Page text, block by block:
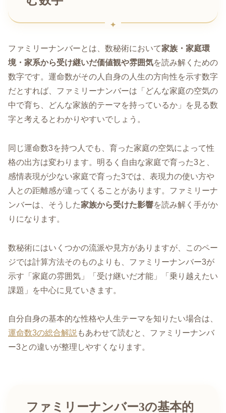
ファミリーナンバーとは、数秘術において家族・家庭環
境・家系から受け継いだ価値観や雰囲気を読み解くための
数字です。運命数がその人自身の人生の方向性を示す数字
だとすれば、ファミリーナンバーは「どんな家庭の空気の
中で育ち、どんな家族的テーマを持っているか」を見る数
字と考えるとわかりやすいでしょう。
同じ運命数3を持つ人でも、育った家庭の空気によって性
格の出方は変わります。明るく自由な家庭で育った3と、
感情表現が少ない家庭で育った3では、表現力の使い方や
人との距離感が違ってくることがあります。ファミリーナ
ンバーは、そうした家族から受けた影響を読み解く手がか
りになります。
数秘術にはいくつかの流派や見方がありますが、このペー
ジでは計算方法そのものよりも、ファミリーナンバー3が
示す「家庭の雰囲気」「受け継いだ才能」「乗り越えたい
課題」を中心に見ていきます。
自分自身の基本的な性格や人生テーマを知りたい場合は、
運命数3の総合解説 もあわせて読むと、ファミリーナンバ
ー3との違いが整理しやすくなります。
ファミリーナンバー3の基本的